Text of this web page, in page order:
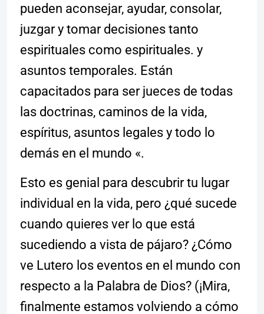
pueden aconsejar, ayudar, consolar,
juzgar y tomar decisiones tanto
espirituales como espirituales. y
asuntos temporales. Están
capacitados para ser jueces de todas
las doctrinas, caminos de la vida,
espíritus, asuntos legales y todo lo
demás en el mundo «.
Esto es genial para descubrir tu lugar
individual en la vida, pero ¿qué sucede
cuando quieres ver lo que está
sucediendo a vista de pájaro? ¿Cómo
ve Lutero los eventos en el mundo con
respecto a la Palabra de Dios? (¡Mira,
finalmente estamos volviendo a cómo